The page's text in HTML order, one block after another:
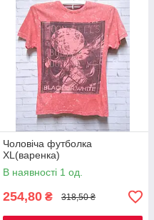
Чоловіча футболка
XL(варенка)
В наявності 1 од.
254,80 ₴ 318,50 ₴